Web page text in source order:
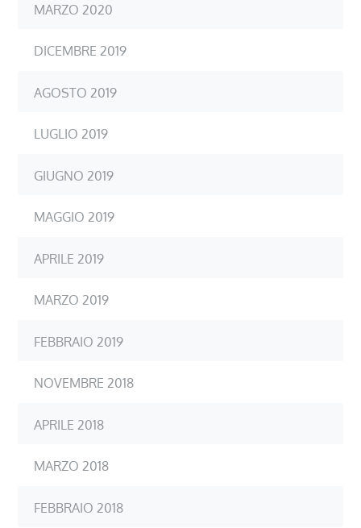
MARZO 2020
DICEMBRE 2019
AGOSTO 2019
LUGLIO 2019
GIUGNO 2019
MAGGIO 2019
APRILE 2019
MARZO 2019
FEBBRAIO 2019
NOVEMBRE 2018
APRILE 2018
MARZO 2018
FEBBRAIO 2018